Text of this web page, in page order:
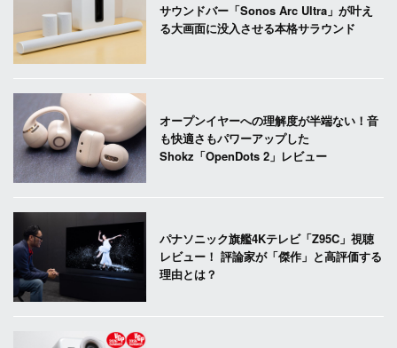
サウンドバー「Sonos Arc Ultra」が叶え
る大画面に没入させる本格サラウンド
オープンイヤーへの理解度が半端ない！音
も快適さもパワーアップした
Shokz「OpenDots 2」レビュー
パナソニック旗艦4Kテレビ「Z95C」視聴
レビュー！ 評論家が「傑作」と高評価する
理由とは？